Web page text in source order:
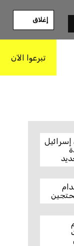
إغلاق
تبرعوا الآن
إسرائيل